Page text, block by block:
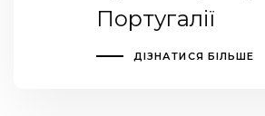
Португалії
ДІЗНАТИСЯ БІЛЬШЕ